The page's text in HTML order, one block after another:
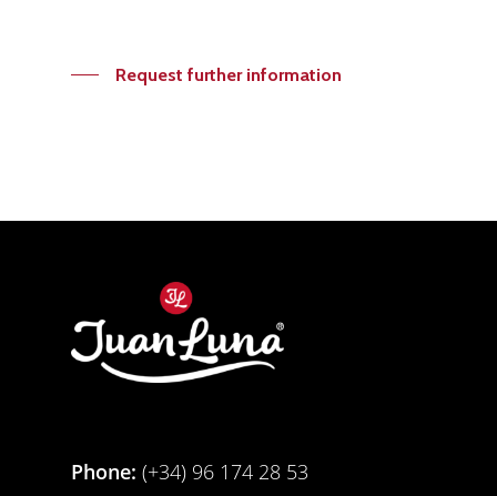
Request further information
Phone: (+34) 96 174 28 53